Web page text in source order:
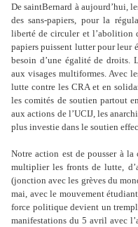
De saintBernard à aujourd’hui,
des sans-papiers, pour la
liberté de circuler et l’abolition
papiers puissent lutter pour leur
besoin d’une égalité de droits.
aux visages multiformes. Avec
lutte contre les CRA et en
les comités de soutien partout
aux actions de l’UCIJ, les
plus investie dans le soutien
Notre action est de pousser à
multiplier les fronts de lutte,
(jonction avec les grèves du
mai, avec le mouvement
force politique devient un
manifestations du 5 avril avec l’